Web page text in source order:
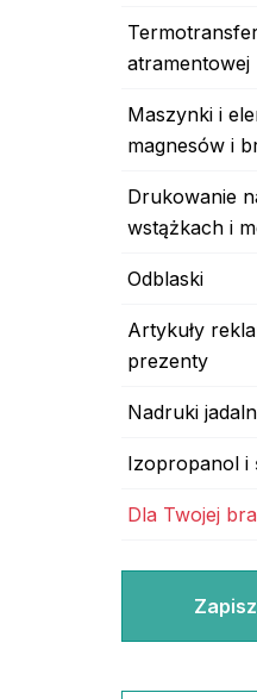
atramentowej
Maszynki i
magnesów i
Drukowanie
wstążkach i
Odblaski
Artykuły
prezenty
Nadruki
Izopropanol i
Dla Twojej